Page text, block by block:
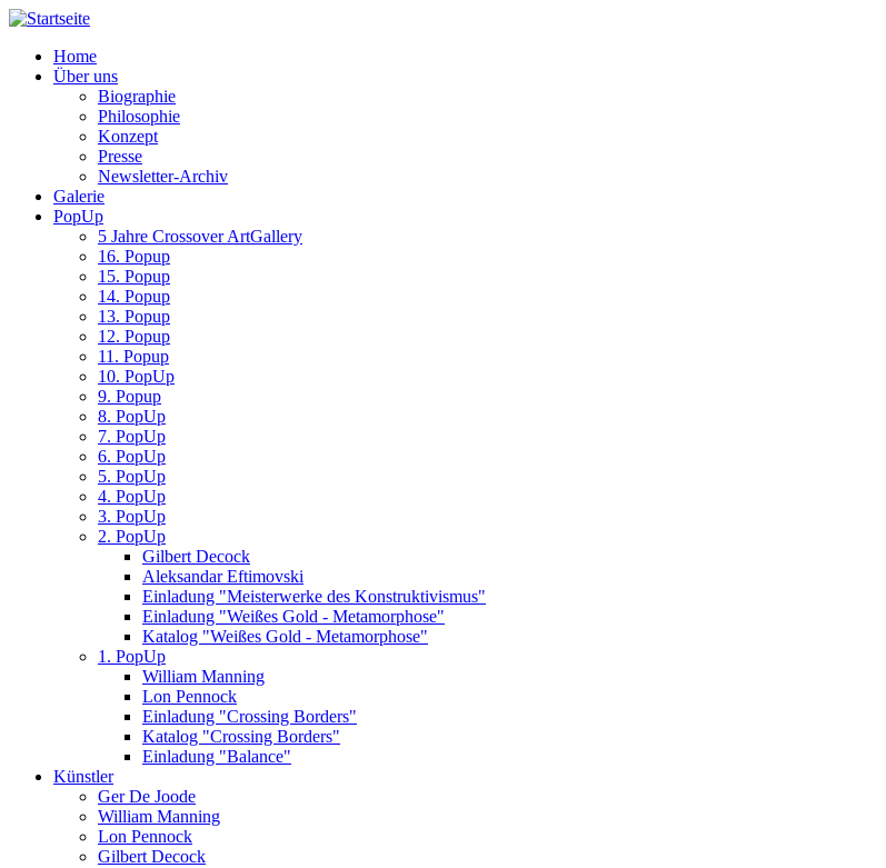
Home
Über uns
Biographie
Philosophie
Konzept
Presse
Newsletter-Archiv
Galerie
PopUp
5 Jahre Crossover ArtGallery
16. Popup
15. Popup
14. Popup
13. Popup
12. Popup
11. Popup
10. PopUp
9. Popup
8. PopUp
7. PopUp
6. PopUp
5. PopUp
4. PopUp
3. PopUp
2. PopUp
Gilbert Decock
Aleksandar Eftimovski
Einladung "Meisterwerke des Konstruktivismus"
Einladung "Weißes Gold - Metamorphose"
Katalog "Weißes Gold - Metamorphose"
1. PopUp
William Manning
Lon Pennock
Einladung "Crossing Borders"
Katalog "Crossing Borders"
Einladung "Balance"
Künstler
Ger De Joode
William Manning
Lon Pennock
Gilbert Decock